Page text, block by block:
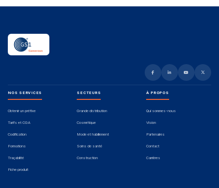
NOS SERVICES
Obtenir un préfixe
Tarifs et CGA
Codification
Formations
Traçabilité
Fiche produit
SECTEURS
Grande distribution
Cosmétique
Mode et habillement
Soins de santé
Construction
À PROPOS
Qui sommes-nous
Vision
Partenaires
Contact
Carrières